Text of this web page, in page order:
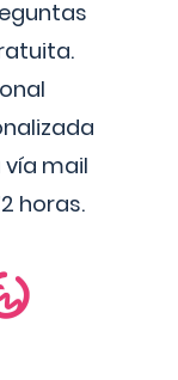
mail
horas.